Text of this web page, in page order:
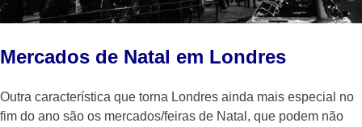
Mercados de Natal em Londres
Outra característica que torna Londres ainda mais especial no
fim do ano são os mercados/feiras de Natal, que podem não